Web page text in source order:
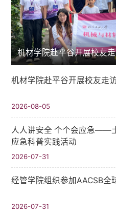
机材学院赴平谷开展校友
机材学院赴平谷开展校友走
2026-08-05
人人讲安全 个个会应急——
应急科普实践活动
2026-07-31
经管学院组织参加AACSB全
2026-07-31